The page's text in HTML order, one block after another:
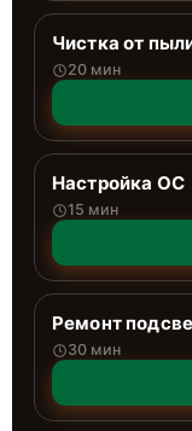
Чистка от
20 мин
Настройка ОС
15 мин
Ремонт
30 мин